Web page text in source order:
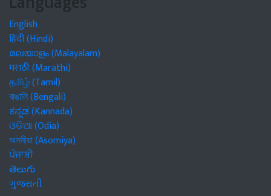
English
हिंदी (Hindi)
മലയാളം (Malayalam)
मराठी (Marathi)
தமிழ் (Tamil)
বাঙালি (Bengali)
ಕನ್ನಡ (Kannada)
ଓଡିଆ (Odia)
অসমীয়া (Asomiya)
ਪੰਜਾਬੀ
తెలుగు
ગુજરાતી